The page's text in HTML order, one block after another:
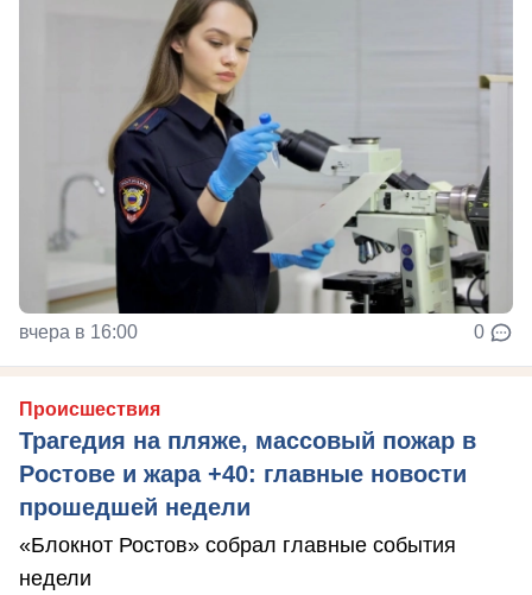
вчера в 16:00 0
Происшествия
Трагедия на пляже, массовый пожар в
Ростове и жара +40: главные новости
прошедшей недели
«Блокнот Ростов» собрал главные события
недели